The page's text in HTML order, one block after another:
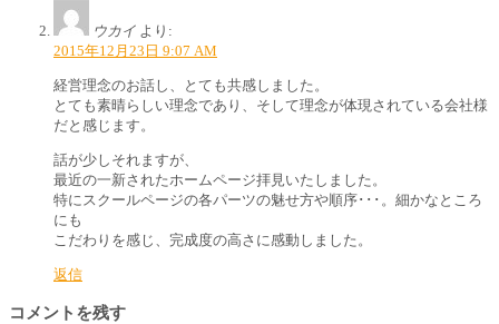
ウカイ より:
2015年12月23日 9:07 AM
経営理念のお話し、とても共感しました。
とても素晴らしい理念であり、そして理念が体現されている会社様
だと感じます。
話が少しそれますが、
最近の一新されたホームページ拝見いたしました。
特にスクールページの各パーツの魅せ方や順序･･･。細かなところ
にも
こだわりを感じ、完成度の高さに感動しました。
返信
コメントを残す